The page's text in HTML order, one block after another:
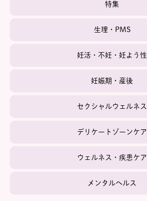
特集
生理・PMS
妊活・不妊・妊よう性
妊娠期・産後
セクシャルウェルネス
デリケートゾーンケア
ウェルネス・疾患ケア
メンタルヘルス